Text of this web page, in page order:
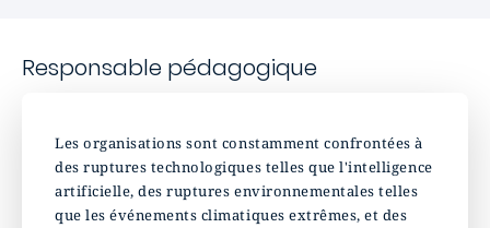
Responsable pédagogique
Les organisations sont constamment confrontées à
des ruptures technologiques telles que l'intelligence
artificielle, des ruptures environnementales telles
que les événements climatiques extrêmes, et des